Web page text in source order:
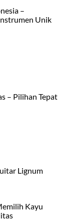
–
Unik
– Pilihan Tepat
Lignum
Kayu